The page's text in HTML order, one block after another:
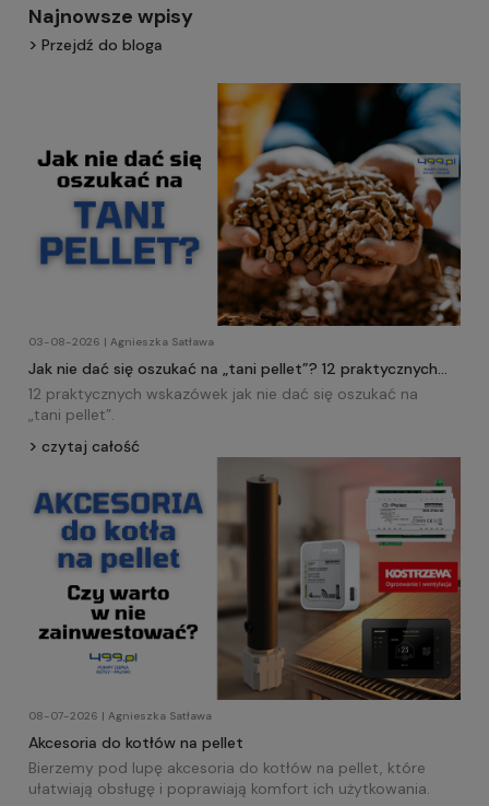
Najnowsze wpisy
Przejdź do bloga
03-08-2026 | Agnieszka Satława
Jak nie dać się oszukać na „tani pellet”? 12 praktycznych
wskazówek!
12 praktycznych wskazówek jak nie dać się oszukać na
„tani pellet”.
czytaj całość
08-07-2026 | Agnieszka Satława
Akcesoria do kotłów na pellet
Bierzemy pod lupę akcesoria do kotłów na pellet, które
ułatwiają obsługę i poprawiają komfort ich użytkowania.